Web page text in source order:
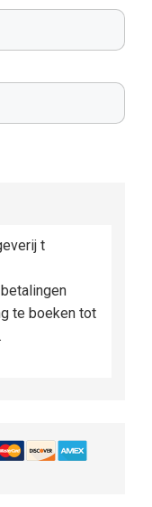
t
te boeken tot